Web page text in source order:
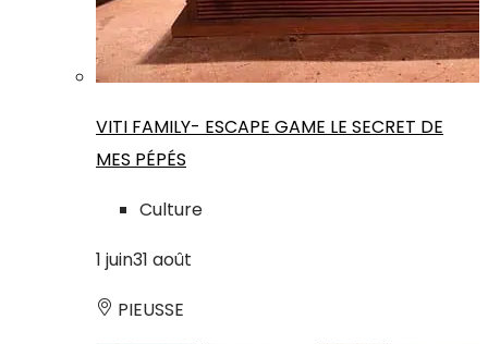
VITI FAMILY- ESCAPE GAME LE SECRET DE
MES PÉPÉS
Culture
1 juin31 août
PIEUSSE